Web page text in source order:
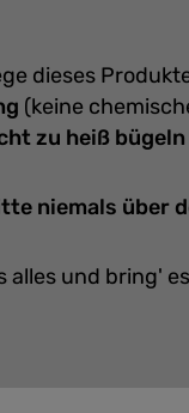
dieses
(keine
zu heiß bügeln
niemals über
alles und bring'